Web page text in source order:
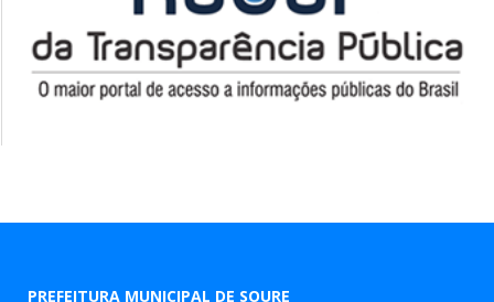
PREFEITURA MUNICIPAL DE SOURE